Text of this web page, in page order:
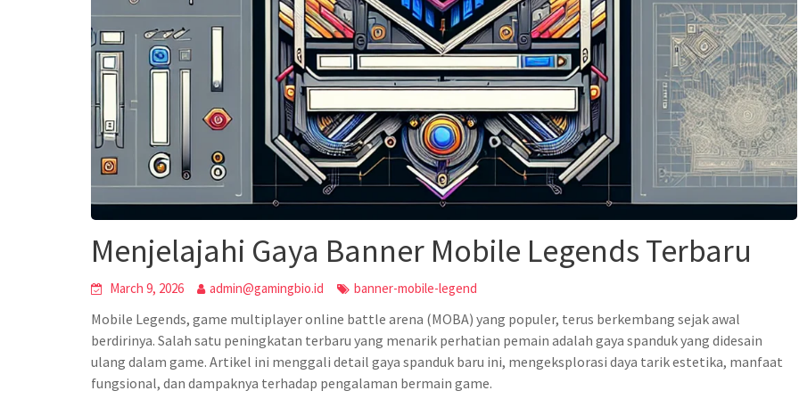
Menjelajahi Gaya Banner Mobile Legends Terbaru
March 9, 2026 admin@gamingbio.id banner-mobile-legend
Mobile Legends, game multiplayer online battle arena (MOBA) yang populer, terus berkembang sejak awal
berdirinya. Salah satu peningkatan terbaru yang menarik perhatian pemain adalah gaya spanduk yang didesain
ulang dalam game. Artikel ini menggali detail gaya spanduk baru ini, mengeksplorasi daya tarik estetika, manfaat
fungsional, dan dampaknya terhadap pengalaman bermain game.